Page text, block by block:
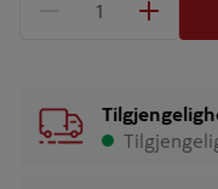
1 produkter